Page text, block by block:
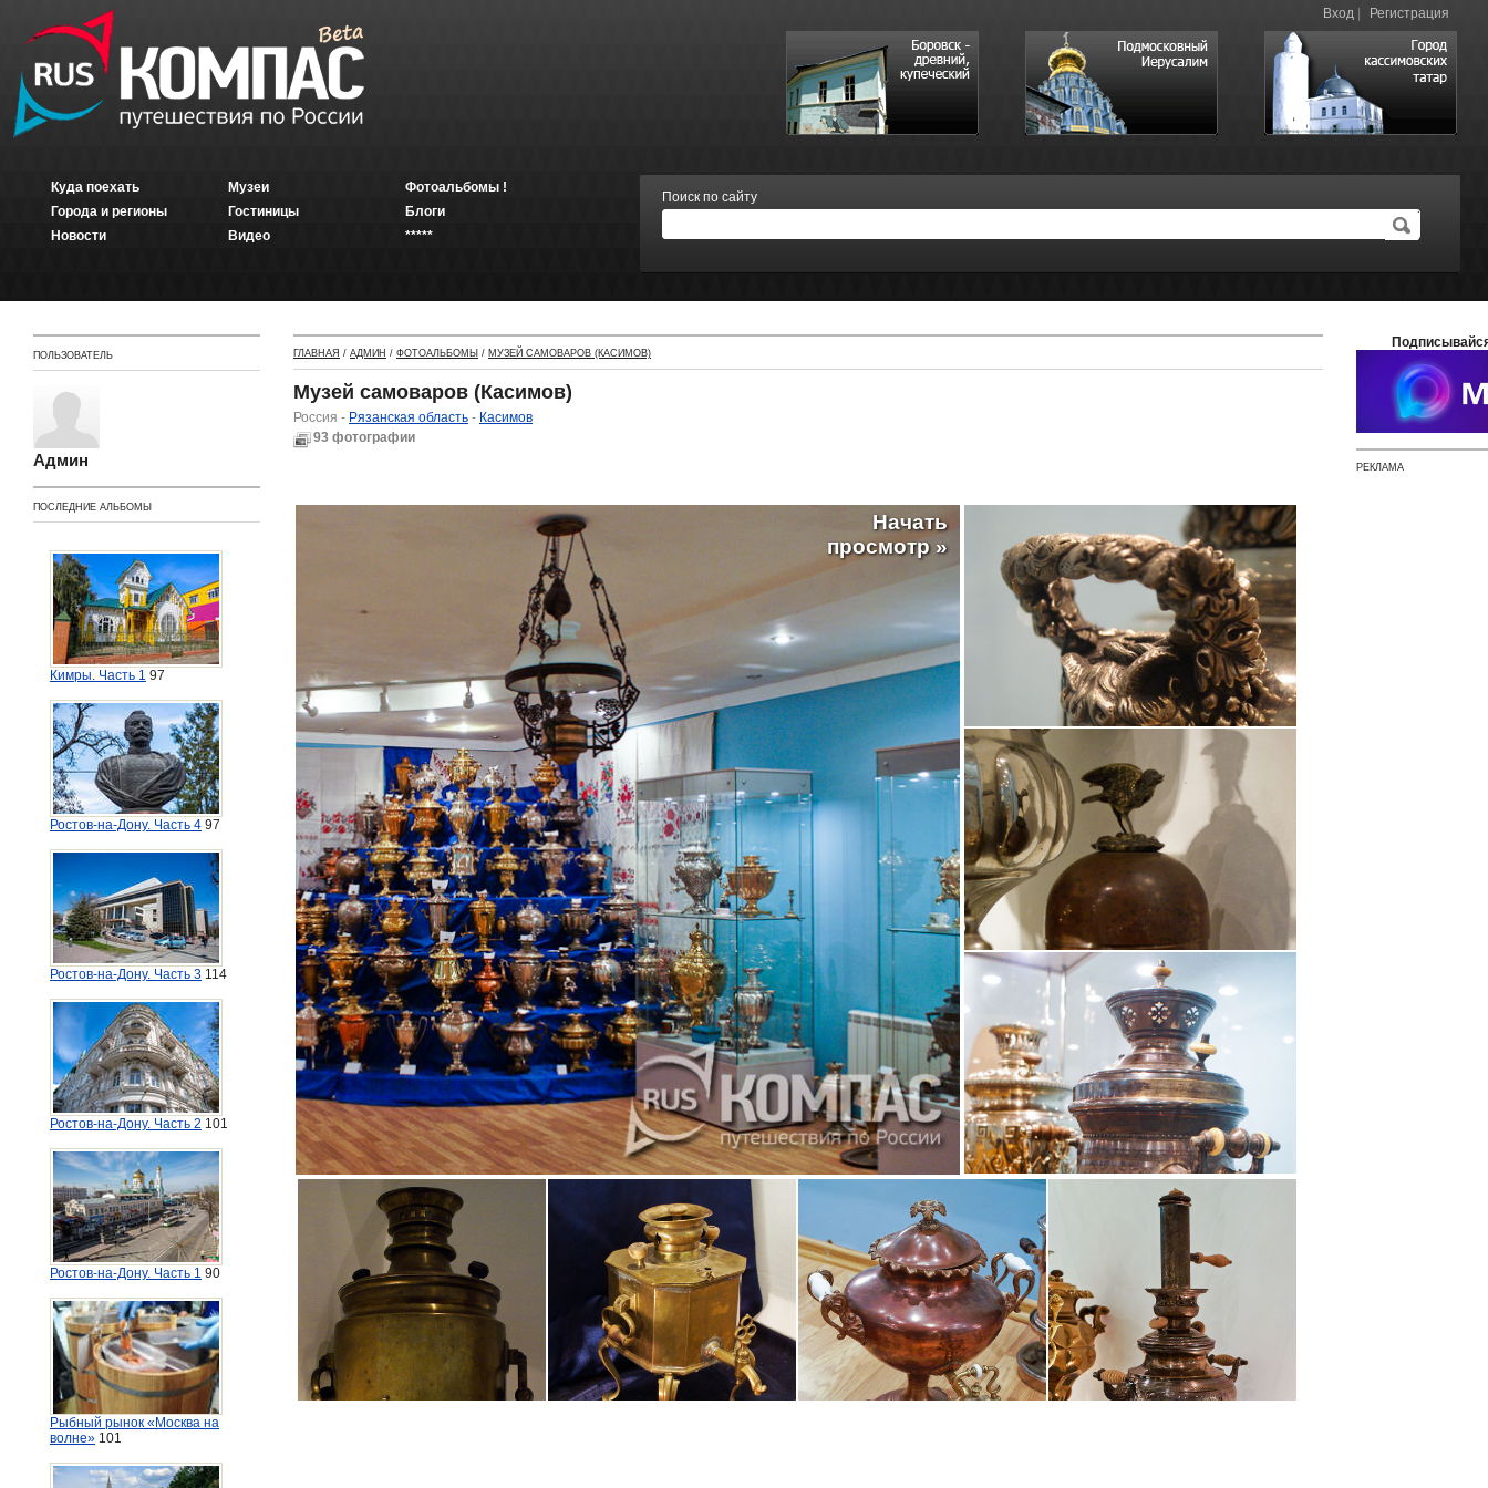
Вход Регистрация
Куда поехать
Города и регионы
Новости
Музеи
Гостиницы
Видео
Фотоальбомы !
Блоги
*****
Поиск по сайту
ПОЛЬЗОВАТЕЛЬ
Админ
ПОСЛЕДНИЕ АЛЬБОМЫ
Кимры. Часть 1 97
Ростов-на-Дону. Часть 4 97
Ростов-на-Дону. Часть 3 114
Ростов-на-Дону. Часть 2 101
Ростов-на-Дону. Часть 1 90
Рыбный рынок «Москва на
волне» 101
ГЛАВНАЯ / АДМИН / ФОТОАЛЬБОМЫ / МУЗЕЙ САМОВАРОВ (КАСИМОВ)
Музей самоваров (Касимов)
Россия - Рязанская область - Касимов
93 фотографии
Начать
просмотр »
РЕКЛАМА